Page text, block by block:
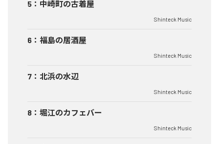
5 ： 中崎町の古着屋
Shinteck Music
6 ： 福島の居酒屋
Shinteck Music
7 ： 北浜の水辺
Shinteck Music
8 ： 堀江のカフェバー
Shinteck Music